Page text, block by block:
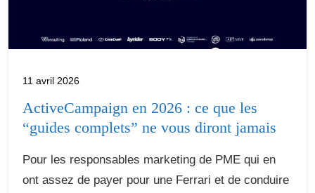
11 avril 2026
ActiveCampaign en 2026 : ce que les
“guides complets” ne vous diront jamais
Pour les responsables marketing de PME qui en
ont assez de payer pour une Ferrari et de conduire